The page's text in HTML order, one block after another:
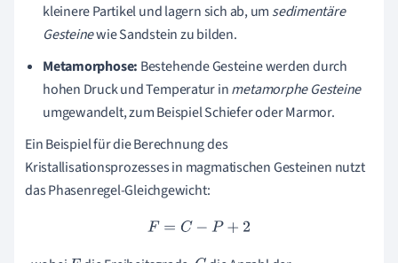
kleinere Partikel und lagern sich ab, um sedimentäre
Gesteinewie Sandstein zu bilden.
Metamorphose: Bestehende Gesteine werden durch
hohen Druck und Temperatur inmetamorphe Gesteine
umgewandelt, zum Beispiel Schiefer oder Marmor.
Ein Beispiel für die Berechnung des
Kristallisationsprozesses in magmatischen Gesteinen nutzt
das Phasenregel-Gleichgewicht:
F =C −P +2